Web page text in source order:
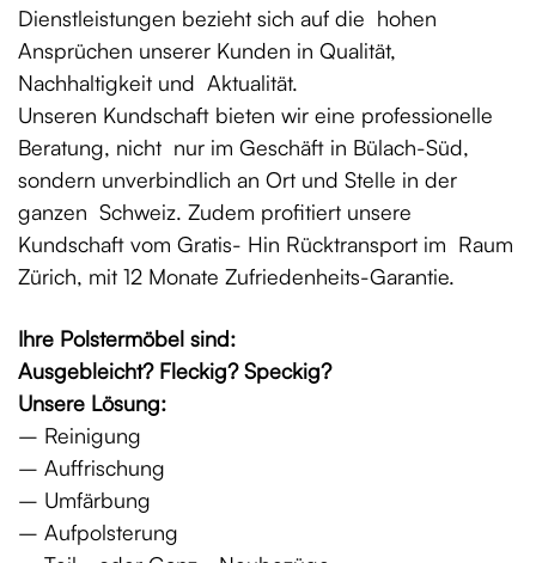
Dienstleistungen bezieht sich auf die hohen
Ansprüchen unserer Kunden in Qualität,
Nachhaltigkeit und Aktualität.
Unseren Kundschaft bieten wir eine professionelle
Beratung, nicht nur im Geschäft in Bülach-Süd,
sondern unverbindlich an Ort und Stelle in der
ganzen Schweiz. Zudem profitiert unsere
Kundschaft vom Gratis- Hin Rücktransport im Raum
Zürich, mit 12 Monate Zufriedenheits-Garantie.
Ihre Polstermöbel sind:
Ausgebleicht? Fleckig? Speckig?
Unsere Lösung:
– Reinigung
– Auffrischung
– Umfärbung
– Aufpolsterung